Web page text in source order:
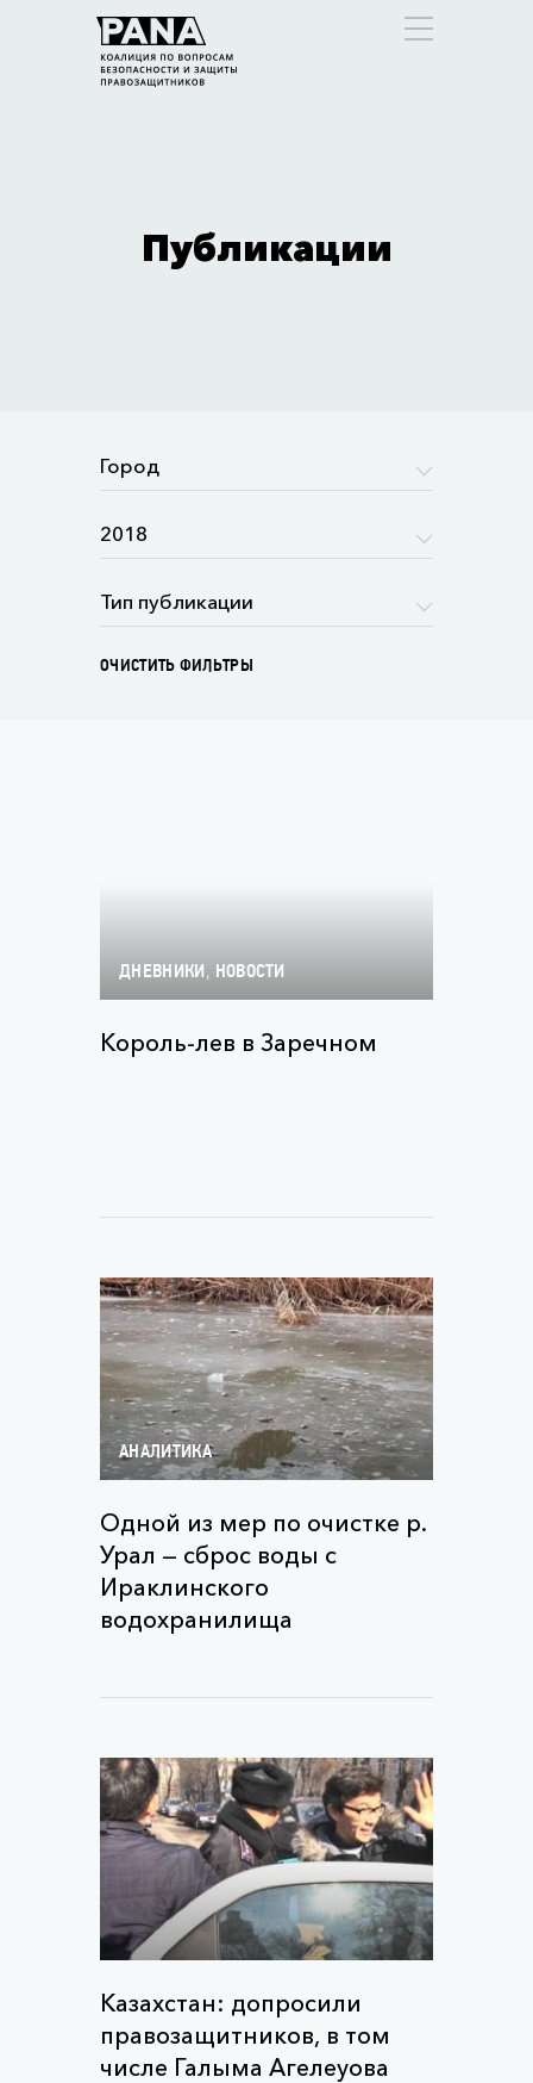
Публикации
ОЧИСТИТЬ ФИЛЬТРЫ
ДНЕВНИКИ , НОВОСТИ
Король-лев в Заречном
АНАЛИТИКА
Одной из мер по очистке р.
Урал — сброс воды с
Ираклинского
водохранилища
Казахстан: допросили
правозащитников, в том
числе Галыма Агелеуова